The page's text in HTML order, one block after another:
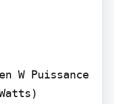
W Puissance